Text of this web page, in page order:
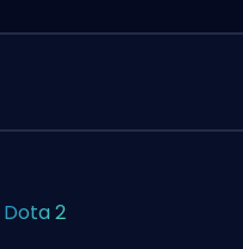
Dota 2